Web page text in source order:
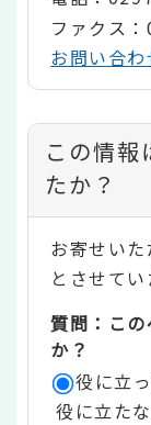
ファクス
お問い合
コ
ン
テ
ン
ツ
評
価
この情報
たか？
お寄せい
とさせてい
質問：こ
か？
役に立
役に立た